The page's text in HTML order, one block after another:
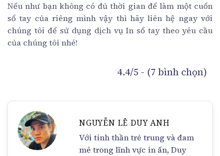
Nếu như bạn không có đủ thời gian để làm một cuốn
sổ tay của riêng mình vậy thì hãy liên hệ ngay với
chúng tôi để sử dụng dịch vụ In sổ tay theo yêu cầu
của chúng tôi nhé!
4.4/5 - (7 bình chọn)
NGUYỄN LÊ DUY ANH
Với tinh thần trẻ trung và đam
mê trong lĩnh vực in ấn, Duy